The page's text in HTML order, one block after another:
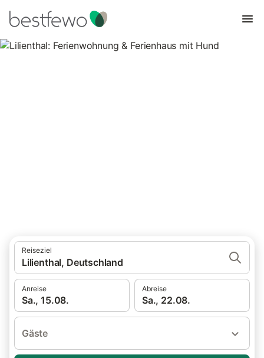
Reiseziel
Lilienthal, Deutschland
Anreise
Sa., 15.08.
Abreise
Sa., 22.08.
Gäste